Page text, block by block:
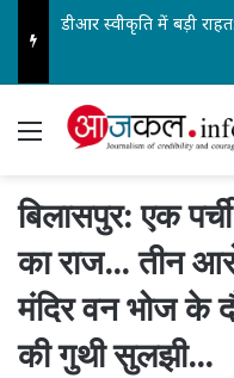
Menu
बिलासपुर: एक
का राज… तीन
मंदिर वन भोज के
की गुथी सुलझी…